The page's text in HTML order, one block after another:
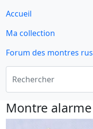
Accueil
Ma collection
Forum des montres
Montre